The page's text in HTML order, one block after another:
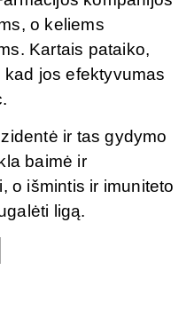
o keliems
Kartais pataiko,
jos efektyvumas
ir tas gydymo
baimė ir
o išmintis ir imuniteto
ligą.